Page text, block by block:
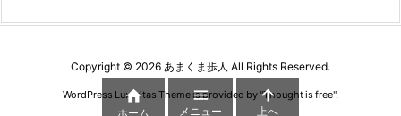
Copyright © 2026 あまくま歩人 All Rights Reserved.
WordPress Luxeritas Theme is provided by "Thought is free".

ホーム

メニュー

上へ